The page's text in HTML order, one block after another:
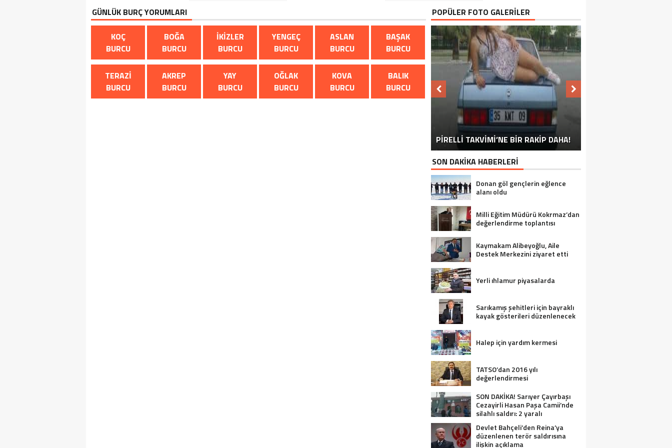
GÜNLÜK BURÇ YORUMLARI
KOÇ
BURCU
BOĞA
BURCU
İKIZLER
BURCU
YENGEÇ
BURCU
ASLAN
BURCU
BAŞAK
BURCU
TERAZI
BURCU
AKREP
BURCU
YAY
BURCU
OĞLAK
BURCU
KOVA
BURCU
BALIK
BURCU
POPÜLER FOTO GALERİLER
PİRELLİ TAKVİMİ’NE BİR RAKİP DAHA!
EN İYİ ‘KURBAN BAYRAMI’ CAPSLERİ!
BUNU SÖYLEMEYEN ESNAF GÖRDÜNÜZ
MÜ?
FOTOĞRAFLARLA HIZAN
FOTOĞRAFLARLA BITLIS
FOTOĞRAFLARLA TATVAN
FOTOĞRAFLARLA GÜROYMAK
FOTOĞRAFLARLA AHLAT
FOTOĞRAFLARLA ADILCEVAZ
FOTOĞRAFLARLA MUTKI
SON DAKİKA HABERLERİ
Donan göl gençlerin eğlence
alanı oldu
Milli Eğitim Müdürü Kokrmaz’dan
değerlendirme toplantısı
Kaymakam Alibeyoğlu, Aile
Destek Merkezini ziyaret etti
Yerli ıhlamur piyasalarda
Sarıkamış şehitleri için bayraklı
kayak gösterileri düzenlenecek
Halep için yardım kermesi
TATSO’dan 2016 yılı
değerlendirmesi
SON DAKİKA! Sarıyer Çayırbaşı
Cezayirli Hasan Paşa Camii’nde
silahlı saldırı: 2 yaralı
Devlet Bahçeli’den Reina’ya
düzenlenen terör saldırısına
ilişkin açıklama